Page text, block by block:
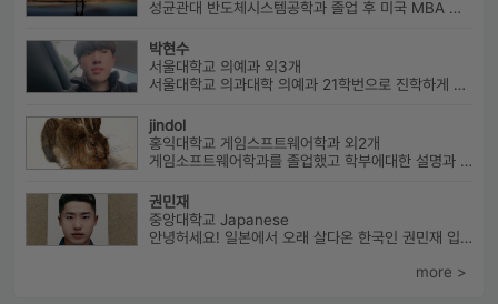
성균관대 반도체시스템공학과 졸업 후 미국 MBA 졸업하였습니다.
박현수
서울대학교 의예과 외3개
서울대학교 의과대학 의예과 21학번으로 진학하게 될 박현수라고 합니다~
jindol
홍익대학교 게임스프트웨어학과 외2개
게임소프트웨어학과를 졸업했고 학부에대한 설명과 진로에대해서 알려드릴수 ...
권민재
중앙대학교 Japanese
안녕허세요! 일본에서 오래 살다온 한국인 권민재 입니다. 16년간 설고...
more >